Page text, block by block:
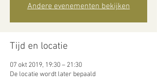
Andere evenementen bekijken
Tijd en locatie
07 okt 2019, 19:30 – 21:30
De locatie wordt later bepaald